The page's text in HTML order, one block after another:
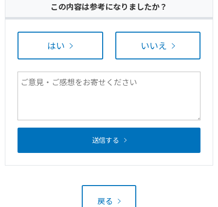
この内容は参考になりましたか？
はい いいえ
送信する
戻る